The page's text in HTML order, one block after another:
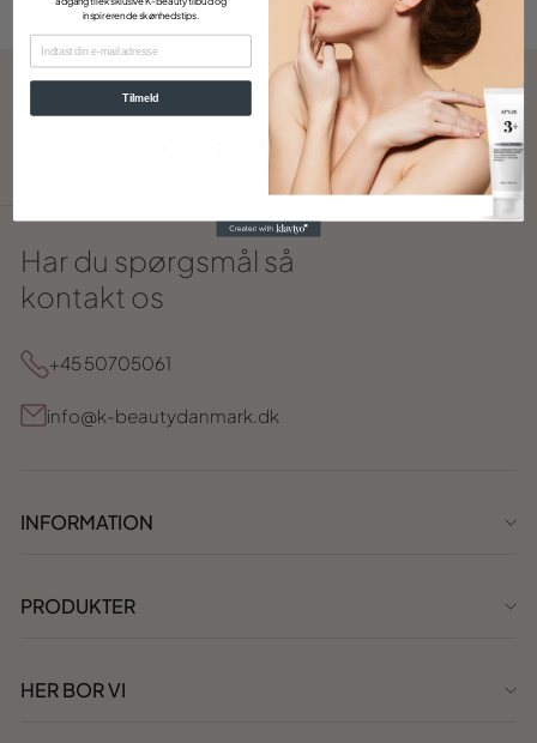
Har du spørgsmål så
kontakt os
+45 50705061
info@k-beautydanmark.dk
INFORMATION
PRODUKTER
HER BOR VI
inspirerende skønhedstips.
EMAIL
Tilmeld